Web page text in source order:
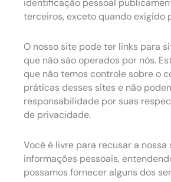
identificação pessoal
terceiros, exceto quando exigido
O nosso site pode ter links para
que não são operados por nós.
que não temos controle sobre o
práticas desses sites e não
responsabilidade por suas
de privacidade.
Você é livre para recusar a
informações pessoais,
possamos fornecer alguns dos